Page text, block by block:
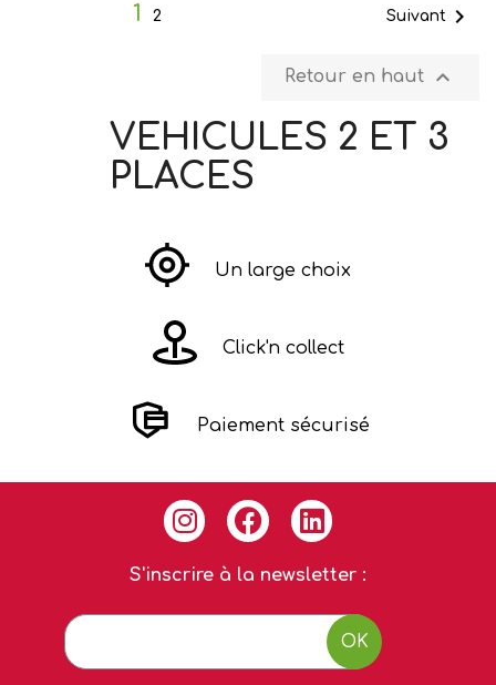
1 2 Suivant
Retour en haut 
VEHICULES 2 ET 3
PLACES
Un large choix
Click'n collect
Paiement sécurisé
S'inscrire à la newsletter :
OK